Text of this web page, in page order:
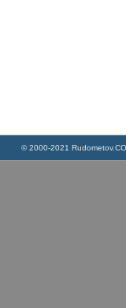
© 2000-2021